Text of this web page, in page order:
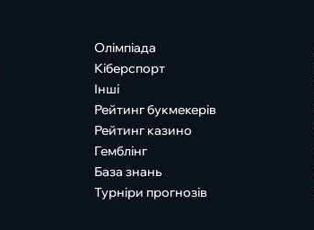
Олімпіада
Кіберспорт
Інші
Рейтинг букмекерів
Рейтинг казино
Гемблінг
База знань
Турніри прогнозів